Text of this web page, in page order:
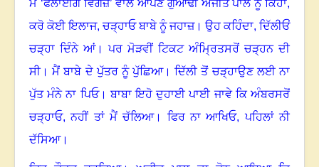
ਮੈਂ ‘ਫਲਾਈਂਗ ਵਿੰਗਜ਼’ ਵਾਲੇ ਆਪਣੇ ਗੁਆਂਢੀ ਅਜੀਤ ਪਾਲ ਨੂੰ ਕਿਹਾ,
ਕਰੋ ਕੋਈ ਇਲਾਜ, ਚੜ੍ਹਾਓ ਬਾਬੇ ਨੂੰ ਜਹਾਜ਼। ਉਹ ਕਹਿੰਦਾ, ਦਿੱਲੀਓਂ
ਚੜ੍ਹਾ ਦਿੰਨੇ ਆਂ।ਪਰ ਮੋੜਵੀਂ ਟਿਕਟ ਅੰਮ੍ਰਿਤਸਰੋਂ ਚੜ੍ਹਨ ਦੀ
ਸੀ।ਮੈਂ ਬਾਬੇ ਦੇ ਪੁੱਤਰ ਨੂੰ ਪੁੱਛਿਆ।ਦਿੱਲੀ ਤੋਂ ਚੜ੍ਹਾਉਣ ਲਈ ਨਾ
ਪੁੱਤ ਮੰਨੇ ਨਾ ਪਿਓ।ਬਾਬਾ ਇਹੋ ਦੁਹਾਈ ਪਾਈ ਜਾਵੇ ਕਿ ਅੰਬਰਸਰੋਂ
ਚੜ੍ਹਾਓ,ਨਹੀਂ ਤਾਂ ਮੈਂ ਚੱਲਿਆ। ਫਿਰ ਨਾ ਆਖਿਓ,ਪਹਿਲਾਂ ਨੀ
ਦੱਸਿਆ।